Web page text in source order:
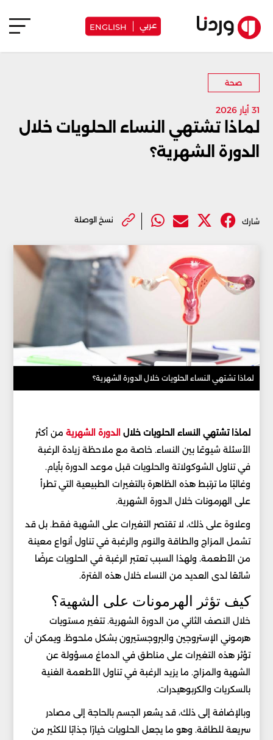
عربي ENGLISH
صحة
31 أيار 2026
لماذا تشتهي النساء الحلويات خلال
الدورة الشهرية؟
شارك نسخ الوصلة
لماذا تشتهي النساء الحلويات خلال الدورة الشهرية؟
لماذا تشتهي النساء الحلويات خلال الدورة الشهرية من أكثر
الأسئلة شيوعًا بين النساء. خاصة مع ملاحظة زيادة الرغبة
في تناول الشوكولاتة والحلويات قبل موعد الدورة بأيام.
وغالبًا ما ترتبط هذه الظاهرة بالتغيرات الطبيعية التي تطرأ
على الهرمونات خلال الدورة الشهرية.
وعلاوة على ذلك، لا تقتصر التغيرات على الشهية فقط. بل قد
تشمل المزاج والطاقة والنوم والرغبة في تناول أنواع معينة
من الأطعمة. ولهذا السبب تعتبر الرغبة في الحلويات عرضًا
شائعًا لدى العديد من النساء خلال هذه الفترة.
كيف تؤثر الهرمونات على الشهية؟
خلال النصف الثاني من الدورة الشهرية. تتغير مستويات
هرموني الإستروجين والبروجستيرون بشكل ملحوظ. ويمكن أن
تؤثر هذه التغيرات على مناطق في الدماغ مسؤولة عن
الشهية والمزاج. ما يزيد الرغبة في تناول الأطعمة الغنية
بالسكريات والكربوهيدرات.
وبالإضافة إلى ذلك، قد يشعر الجسم بالحاجة إلى مصادر
سريعة للطاقة. وهو ما يجعل الحلويات خيارًا جذابًا للكثير من